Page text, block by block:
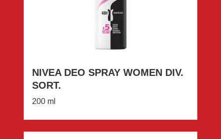
NIVEA DEO SPRAY WOMEN DIV.
SORT.
200 ml